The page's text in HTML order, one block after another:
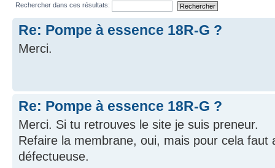
Rechercher dans ces résultats:
Re: Pompe à essence 18R-G ?
Merci.
Re: Pompe à essence 18R-G ?
Merci. Si tu retrouves le site je suis preneur.
Refaire la membrane, oui, mais pour cela faut
défectueuse.